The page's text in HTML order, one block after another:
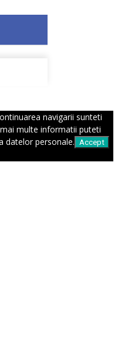
navigarii sunteti
multe informatii puteti
datelor personale.
Accept